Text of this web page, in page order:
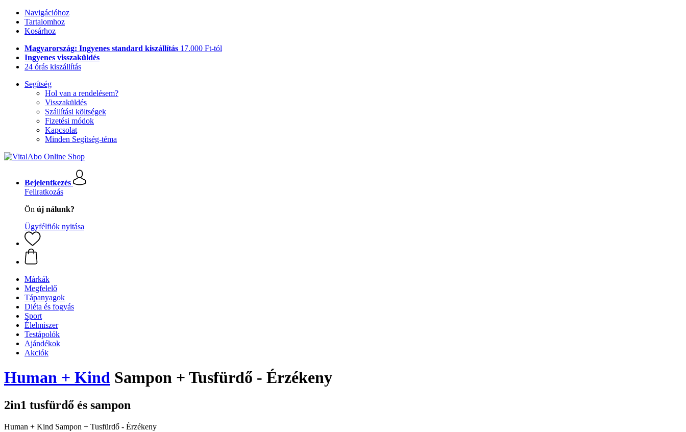
Navigációhoz
Tartalomhoz
Kosárhoz
Magyarország: Ingyenes standard kiszállítás 17.000 Ft-tól
Ingyenes visszaküldés
24 órás kiszállítás
Segítség
Hol van a rendelésem?
Visszaküldés
Szállítási költségek
Fizetési módok
Kapcsolat
Minden Segítség-téma
Bejelentkezés
Feliratkozás
Ön új nálunk?
Ügyfélfiók nyitása
Márkák
Megfelelő
Tápanyagok
Diéta és fogyás
Sport
Élelmiszer
Testápolók
Ajándékok
Akciók
Human + Kind Sampon + Tusfürdő - Érzékeny
2in1 tusfürdő és sampon
Human + Kind Sampon + Tusfürdő - Érzékeny